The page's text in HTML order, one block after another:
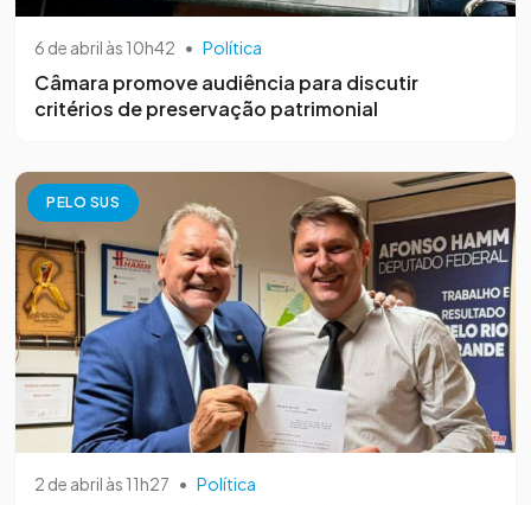
6 de abril às 10h42 • Política
Câmara promove audiência para discutir
critérios de preservação patrimonial
PELO SUS
2 de abril às 11h27 • Política